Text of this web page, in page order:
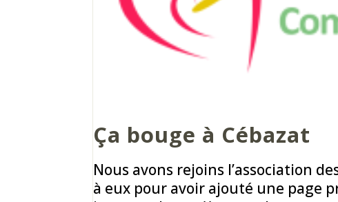
Ça bouge à Cébazat
Nous avons rejoins l’association
à eux pour avoir ajouté une page